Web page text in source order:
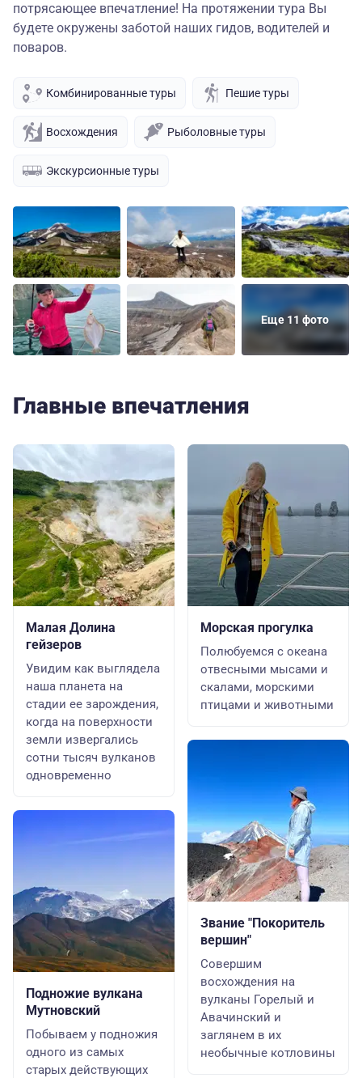
потрясающее впечатление! На протяжении тура Вы
будете окружены заботой наших гидов, водителей и
поваров.
Комбинированные туры Пешие туры
Восхождения Рыболовные туры
Экскурсионные туры
Еще 11 фото
Главные впечатления
Малая Долина
гейзеров
Увидим как выглядела
наша планета на
стадии ее зарождения,
когда на поверхности
земли извергались
сотни тысяч вулканов
одновременно
Подножие вулкана
Мутновский
Побываем у подножия
одного из самых
старых действующих
Морская прогулка
Полюбуемся с океана
отвесными мысами и
скалами, морскими
птицами и животными
Звание "Покоритель
вершин"
Совершим
восхождения на
вулканы Горелый и
Авачинский и
заглянем в их
необычные котловины